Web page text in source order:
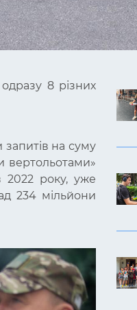
8 різних
запитів на суму
вертольотами»
2022 року, уже
234 мільйони